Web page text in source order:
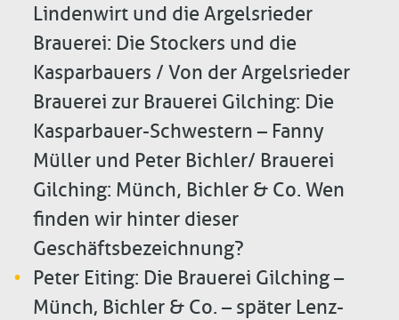
Lindenwirt und die Argelsrieder
Brauerei: Die Stockers und die
Kasparbauers / Von der Argelsrieder
Brauerei zur Brauerei Gilching: Die
Kasparbauer-Schwestern – Fanny
Müller und Peter Bichler/ Brauerei
Gilching: Münch‚ Bichler & Co. Wen
finden wir hinter dieser
Geschäftsbezeichnung?
Peter Eiting: Die Brauerei Gilching –
Münch, Bichler & Co. – später Lenz-